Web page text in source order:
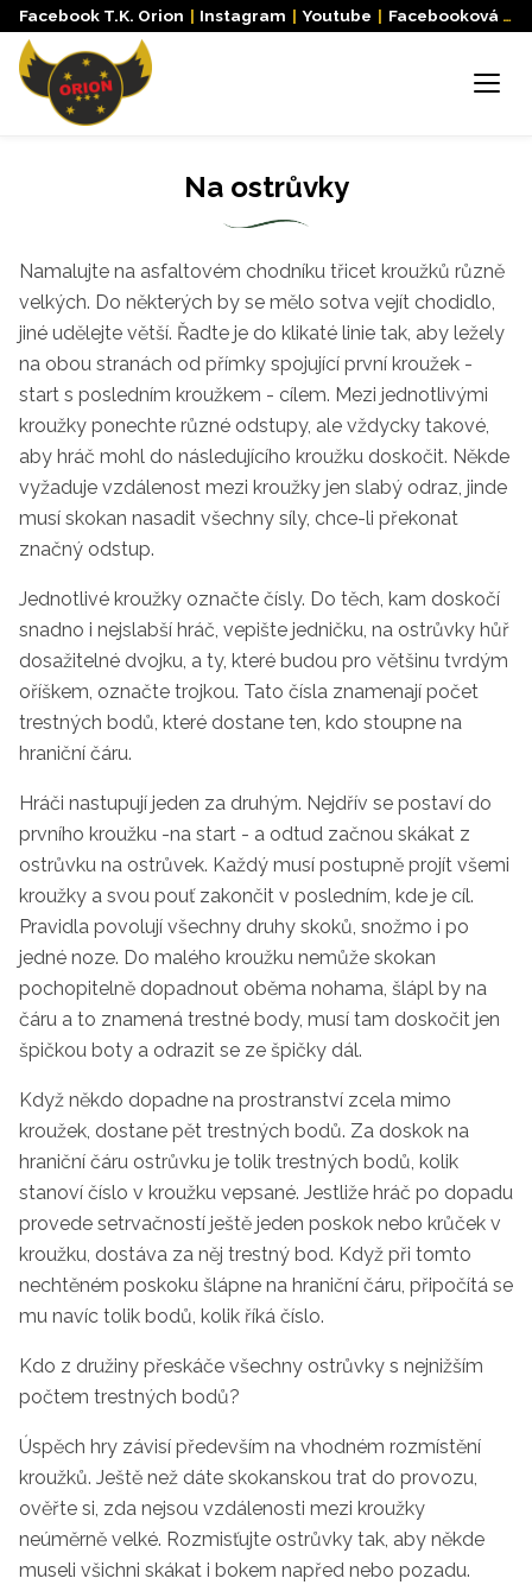
Facebook T.K. Orion | Instagram | Youtube | Facebooková skupina
Menu
Na ostrůvky
Namalujte na asfaltovém chodníku třicet kroužků různě
velkých. Do některých by se mělo sotva vejít chodidlo,
jiné udělejte větší. Řadte je do klikaté linie tak, aby ležely
na obou stranách od přímky spojující první kroužek -
start s posledním kroužkem - cílem. Mezi jednotlivými
kroužky ponechte různé odstupy, ale vždycky takové,
aby hráč mohl do následujícího kroužku doskočit. Někde
vyžaduje vzdálenost mezi kroužky jen slabý odraz, jinde
musí skokan nasadit všechny síly, chce-li překonat
značný odstup.
Jednotlivé kroužky označte čísly. Do těch, kam doskočí
snadno i nejslabší hráč, vepište jedničku, na ostrůvky hůř
dosažitelné dvojku, a ty, které budou pro většinu tvrdým
oříškem, označte trojkou. Tato čísla znamenají počet
trestných bodů, které dostane ten, kdo stoupne na
hraniční čáru.
Hráči nastupují jeden za druhým. Nejdřív se postaví do
prvního kroužku -na start - a odtud začnou skákat z
ostrůvku na ostrůvek. Každý musí postupně projít všemi
kroužky a svou pouť zakončit v posledním, kde je cíl.
Pravidla povolují všechny druhy skoků, snožmo i po
jedné noze. Do malého kroužku nemůže skokan
pochopitelně dopadnout oběma nohama, šlápl by na
čáru a to znamená trestné body, musí tam doskočit jen
špičkou boty a odrazit se ze špičky dál.
Když někdo dopadne na prostranství zcela mimo
kroužek, dostane pět trestných bodů. Za doskok na
hraniční čáru ostrůvku je tolik trestných bodů, kolik
stanoví číslo v kroužku vepsané. Jestliže hráč po dopadu
provede setrvačností ještě jeden poskok nebo krůček v
kroužku, dostáva za něj trestný bod. Když při tomto
nechtěném poskoku šlápne na hraniční čáru, připočítá se
mu navíc tolik bodů, kolik říká číslo.
Kdo z družiny přeskáče všechny ostrůvky s nejnižším
počtem trestných bodů?
Úspěch hry závisí především na vhodném rozmístění
kroužků. Ještě než dáte skokanskou trat do provozu,
ověřte si, zda nejsou vzdálenosti mezi kroužky
neúměrně velké. Rozmisťujte ostrůvky tak, aby někde
museli všichni skákat i bokem napřed nebo pozadu.